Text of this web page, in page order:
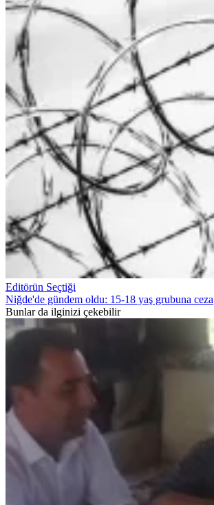
Editörün Seçtiği
Niğde'de gündem oldu: 15-18 yaş grubuna ceza
Bunlar da ilginizi çekebilir